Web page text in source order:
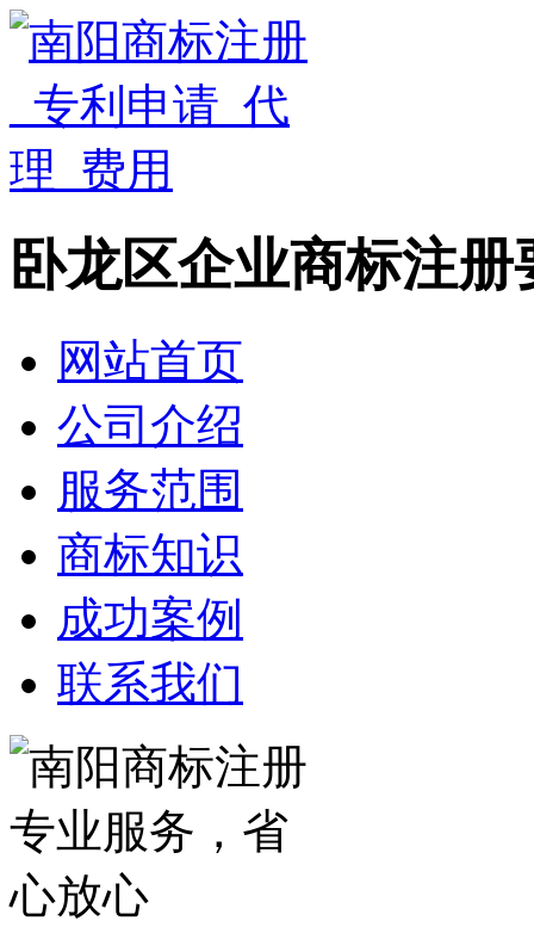
卧龙区企业商标注
网站首页
公司介绍
服务范围
商标知识
成功案例
联系我们